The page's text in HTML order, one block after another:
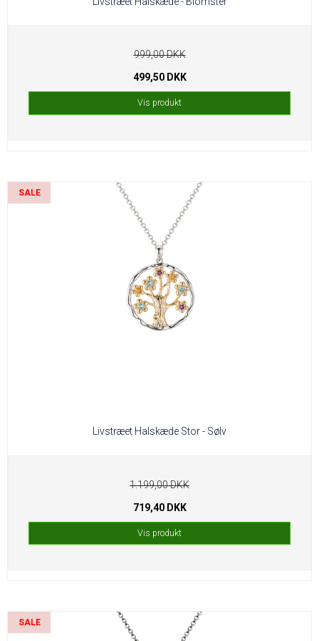
999,00 DKK
499,50 DKK
Vis produkt
SALE
Livstræet Halskæde Stor - Sølv
1.199,00 DKK
719,40 DKK
Vis produkt
SALE